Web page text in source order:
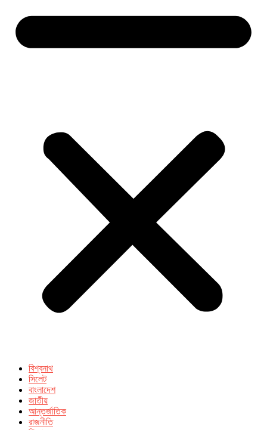
বিশ্বনাথ
সিলেট
বাংলাদেশ
জাতীয়
আন্তর্জাতিক
রাজনীতি